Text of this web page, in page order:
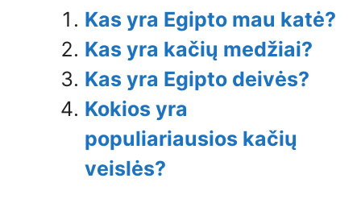
Kas yra Egipto mau katė?
Kas yra kačių medžiai?
Kas yra Egipto deivės?
Kokios yra
populiariausios kačių
veislės?